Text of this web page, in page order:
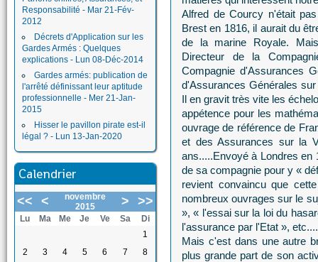
Responsabilité - Mar 21-Fév-
2012
Décrets d'Application sur les
Gardes Armés : Quelques
explications - Lun 08-Déc-2014
Gardes armés: publication de
l'arrêté définissant leur aptitude
professionnelle - Mer 21-Jan-
2015
Hisser le pavillon pirate est-il
légal ? - Lun 13-Jan-2020
Calendrier
<< <
novembre
2015
> >>
Lu Ma Me Je Ve Sa
Di
1
2
3 4 5 6 7
8
Alfred de Courcy n'était
Brest en 1816, il aurait du
de la marine Royale.
Directeur de la
Compagnie d'Assurances
d'Assurances Générales
Il en gravit très vite les
appétence pour les
ouvrage de référence de
et des Assurances sur la
ans.....Envoyé à Londres en
de sa compagnie pour y «
revient convaincu que
nombreux ouvrages sur le
», « l'essai sur la loi du
l'assurance par l'Etat »,
Mais c'est dans une autre
plus grande part de son